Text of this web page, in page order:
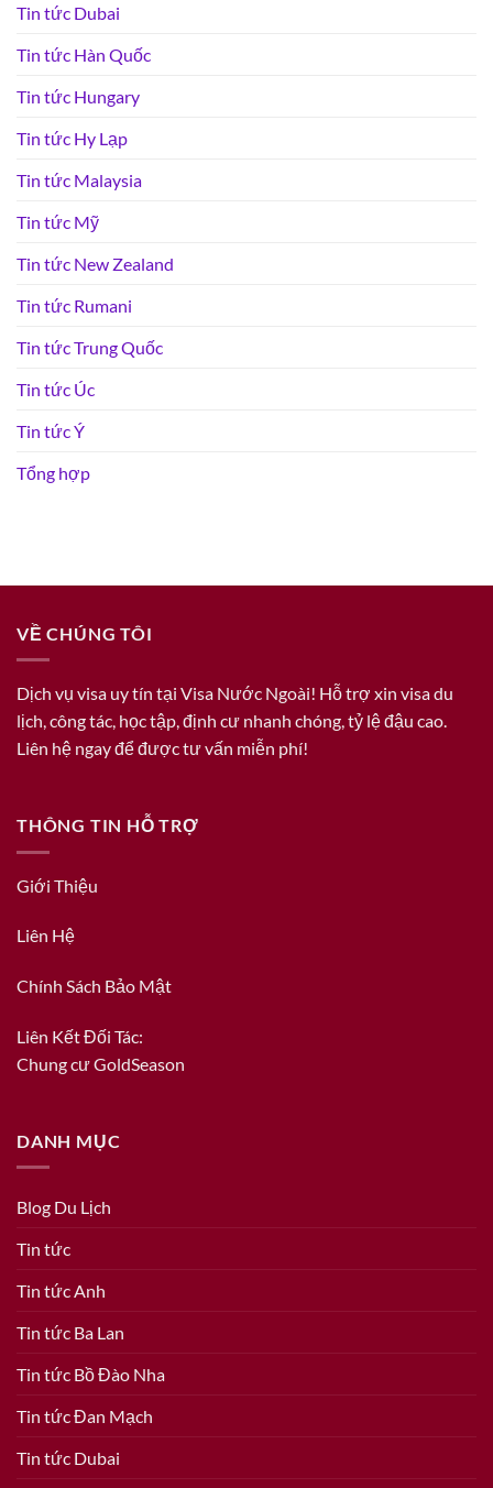
Tin tức Dubai
Tin tức Hàn Quốc
Tin tức Hungary
Tin tức Hy Lạp
Tin tức Malaysia
Tin tức Mỹ
Tin tức New Zealand
Tin tức Rumani
Tin tức Trung Quốc
Tin tức Úc
Tin tức Ý
Tổng hợp
VỀ CHÚNG TÔI
Dịch vụ visa uy tín tại Visa Nước Ngoài! Hỗ trợ xin visa du
lịch, công tác, học tập, định cư nhanh chóng, tỷ lệ đậu cao.
Liên hệ ngay để được tư vấn miễn phí!
THÔNG TIN HỖ TRỢ
Giới Thiệu
Liên Hệ
Chính Sách Bảo Mật
Liên Kết Đối Tác:
Chung cư GoldSeason
DANH MỤC
Blog Du Lịch
Tin tức
Tin tức Anh
Tin tức Ba Lan
Tin tức Bồ Đào Nha
Tin tức Đan Mạch
Tin tức Dubai